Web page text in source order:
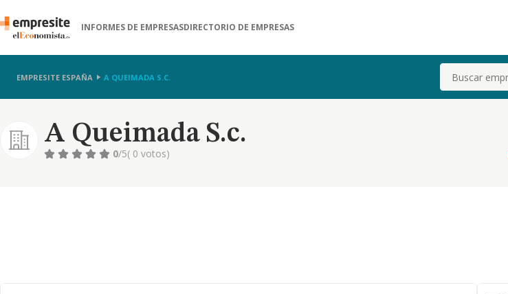
INFORMES DE EMPRESASDIRECTORIO DE EMPRESAS
EMPRESITE ESPAÑA A QUEIMADA S.C. Buscar
A Queimada S.c.
0/5( 0 votos)